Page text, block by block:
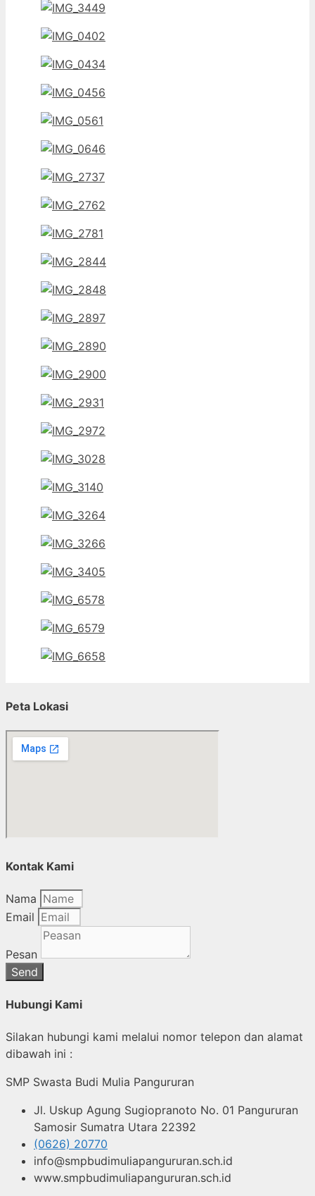
Peta Lokasi
Kontak Kami
Nama
Email
Pesan
Send
Hubungi Kami
Silakan hubungi kami melalui nomor telepon dan alamat
dibawah ini :
SMP Swasta Budi Mulia Pangururan
Jl. Uskup Agung Sugiopranoto No. 01 Pangururan
Samosir Sumatra Utara 22392
(0626) 20770
info@smpbudimuliapangururan.sch.id
www.smpbudimuliapangururan.sch.id